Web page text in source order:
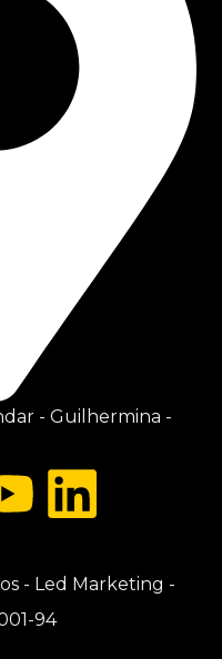
- Guilhermina -
- Led Marketing -
94